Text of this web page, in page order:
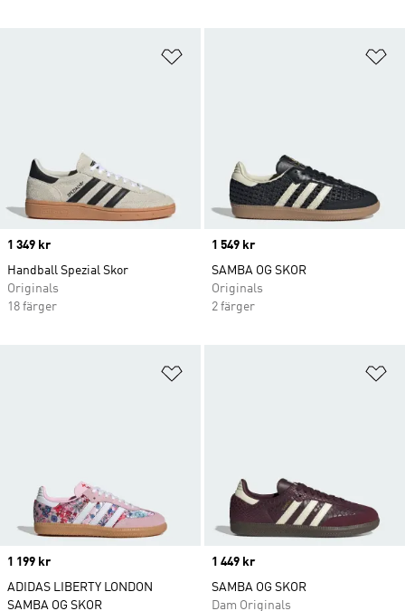
Price
1 349 kr
Handball Spezial Skor
Originals
18 färger
Price
1 549 kr
SAMBA OG SKOR
Originals
2 färger
Price
1 199 kr
ADIDAS LIBERTY LONDON
SAMBA OG SKOR
Price
1 449 kr
SAMBA OG SKOR
Dam Originals